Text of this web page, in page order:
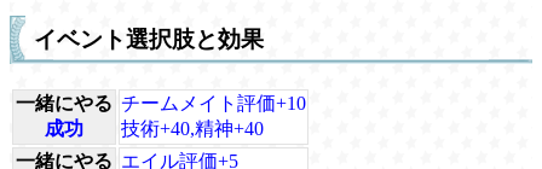
イベント選択肢と効果
一緒にやる
成功
チームメイト評価+10
技術+40,精神+40
一緒にやる エイル評価+5